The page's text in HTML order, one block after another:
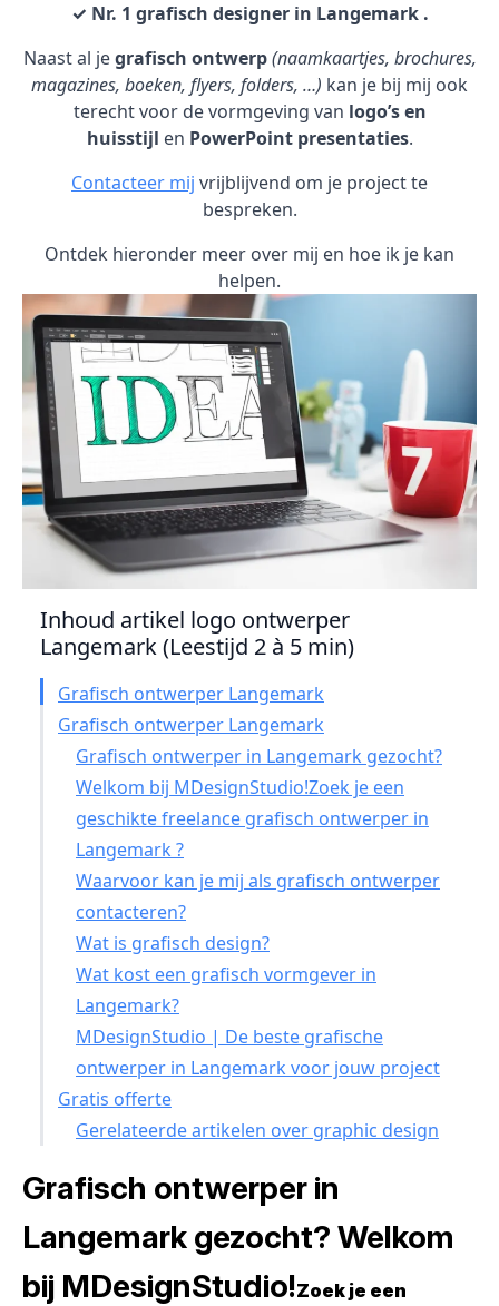
✓ Nr. 1 grafisch designer in Langemark .
Naast al jegrafisch ontwerp (naamkaartjes, brochures,
magazines, boeken, flyers, folders, …) kan je bij mij ook
terecht voor de vormgeving van logo’s en
huisstijl en PowerPoint presentaties.
Contacteer mij vrijblijvend om je project te
bespreken.
Ontdek hieronder meer over mij en hoe ik je kan
helpen.
Inhoud artikel logo ontwerper
Langemark (Leestijd 2 à 5 min)
Grafisch ontwerper Langemark
Grafisch ontwerper Langemark
Grafisch ontwerper in Langemark gezocht?
Welkom bij MDesignStudio!Zoek je een
geschikte freelance grafisch ontwerper in
Langemark ?
Waarvoor kan je mij als grafisch ontwerper
contacteren?
Wat is grafisch design?
Wat kost een grafisch vormgever in
Langemark?
MDesignStudio | De beste grafische
ontwerper in Langemark voor jouw project
Gratis offerte
Gerelateerde artikelen over graphic design
Grafisch ontwerper in
Langemark gezocht? Welkom
bij MDesignStudio!Zoek je een